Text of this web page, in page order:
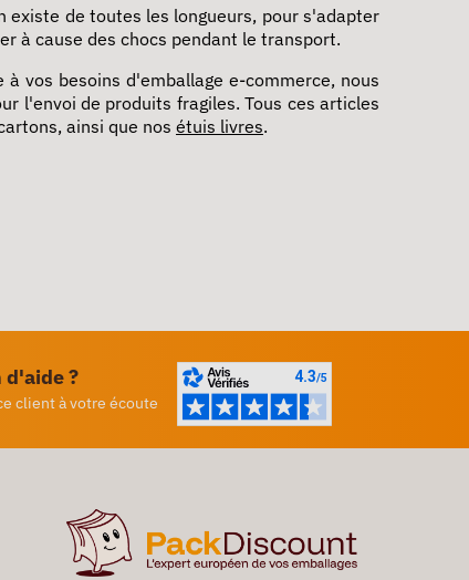
existe de toutes les longueurs, pour s'adapter
à cause des chocs pendant le transport.
vos besoins d'emballage e-commerce, nous
l'envoi de produits fragiles. Tous ces articles
ainsi que nos étuis livres.
d'aide ?
client à votre écoute